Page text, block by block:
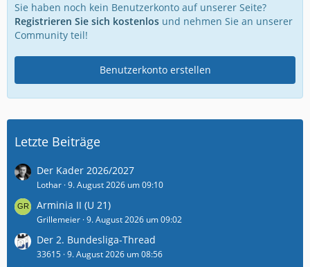
Sie haben noch kein Benutzerkonto auf unserer Seite?
Registrieren Sie sich kostenlos und nehmen Sie an unserer
Community teil!
Benutzerkonto erstellen
Letzte Beiträge
Der Kader 2026/2027
Lothar 9. August 2026 um 09:10
Arminia II (U 21)
Grillemeier 9. August 2026 um 09:02
Der 2. Bundesliga-Thread
33615 9. August 2026 um 08:56